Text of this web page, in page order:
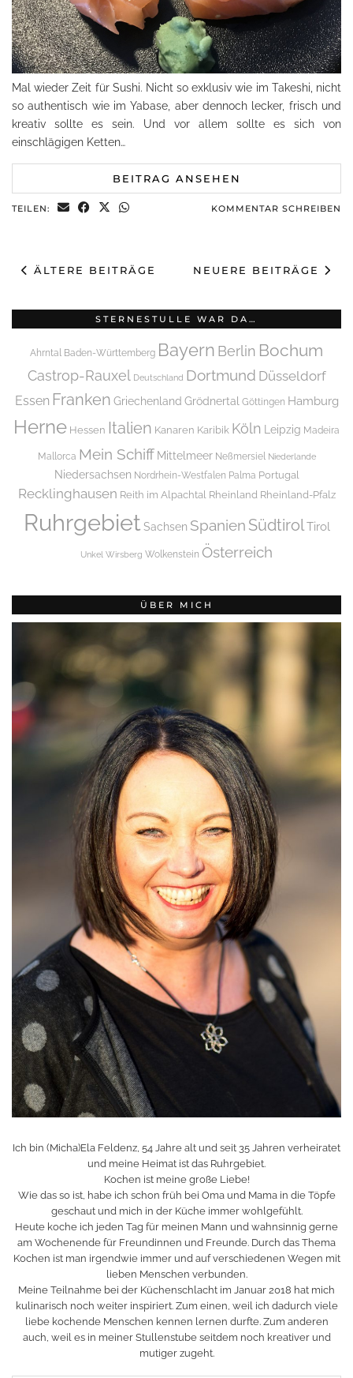
Mal wieder Zeit für Sushi. Nicht so exklusiv wie im Takeshi, nicht
so authentisch wie im Yabase, aber dennoch lecker, frisch und
kreativ sollte es sein. Und vor allem sollte es sich von
einschlägigen Ketten…
BEITRAG ANSEHEN
TEILEN: KOMMENTAR SCHREIBEN
ÄLTERE BEITRÄGE NEUERE BEITRÄGE
STERNESTULLE WAR DA…
Ahrntal Baden-Württemberg Bayern Berlin Bochum
Castrop-Rauxel Deutschland Dortmund Düsseldorf
Essen Franken Griechenland Grödnertal Göttingen Hamburg
Herne Hessen Italien Kanaren Karibik Köln Leipzig Madeira
Mallorca Mein Schiff Mittelmeer Neßmersiel Niederlande
Niedersachsen Nordrhein-Westfalen Palma Portugal
Recklinghausen Reith im Alpachtal Rheinland Rheinland-Pfalz
Ruhrgebiet Sachsen Spanien SüdtirolTirol
Unkel Wirsberg Wolkenstein Österreich
ÜBER MICH
Ich bin (Micha)Ela Feldenz, 54 Jahre alt und seit 35 Jahren verheiratet
und meine Heimat ist das Ruhrgebiet.
Kochen ist meine große Liebe!
Wie das so ist, habe ich schon früh bei Oma und Mama in die Töpfe
geschaut und mich in der Küche immer wohlgefühlt.
Heute koche ich jeden Tag für meinen Mann und wahnsinnig gerne
am Wochenende für Freundinnen und Freunde. Durch das Thema
Kochen ist man irgendwie immer und auf verschiedenen Wegen mit
lieben Menschen verbunden.
Meine Teilnahme bei der Küchenschlacht im Januar 2018 hat mich
kulinarisch noch weiter inspiriert. Zum einen, weil ich dadurch viele
liebe kochende Menschen kennen lernen durfte. Zum anderen
auch, weil es in meiner Stullenstube seitdem noch kreativer und
mutiger zugeht.